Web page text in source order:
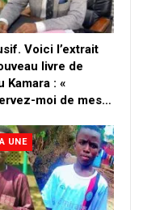
Voici l’extrait
livre de
Kamara : «
moi de mes…
UNE